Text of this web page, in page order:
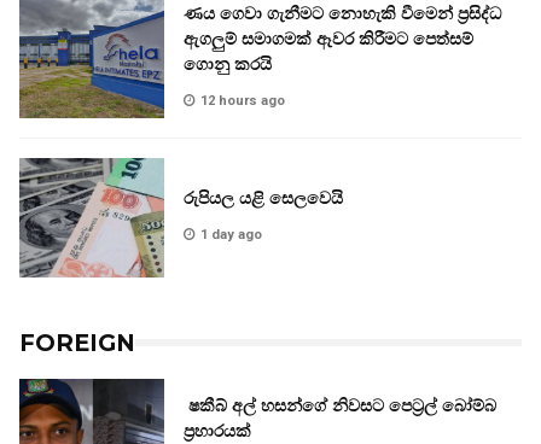
ණය ගෙවා ගැනීමට නොහැකි වීමෙන් ප්‍රසිද්ධ
ඇගලුම් සමාගමක් ඈවර කිරීමට පෙත්සම්
ගොනු කරයි
12 hours ago
රුපියල යළි සෙලවෙයි
1 day ago
FOREIGN
ෂකීබ් අල් හසන්ගේ නිවසට පෙට්‍රල් බෝම්බ
ප්‍රහාරයක්